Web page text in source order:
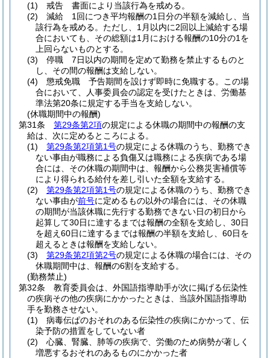
(1)
戒告 書面により当該行為を戒める。
(2)
減給 1回につき平均報酬の1日分の半額を減給し、当
該行為を戒める。 ただし、1月以内に2回以上減給する場
合においても、その総額は1月における報酬の10分の1を
上回らないものとする。
(3)
停職 7日以内の期間を定めて勤務を禁止するものと
し、その間の報酬は支給しない。
(4)
懲戒免職 予告期間を設けず即時に免職する。
この場
合において、人事委員会の認定を受けたときは、労働基
準法第20条に規定する手当を支給しない。
(休職期間中の報酬)
第31条
第29条第2項の規定による休職の期間中の報酬の支
給は、次に定めるところによる。
(1)
第29条第2項第1号の規定による休職のうち、勤務でき
ない事由が職務による負傷又は職務による疾病である場
合には、その休職の期間中は、報酬から公務災害補償等
により得られる給付を差し引いた全額を支給する。
(2)
第29条第2項第1号の規定による休職のうち、勤務でき
ない事由が前号に定めるもの以外の場合には、その休職
の期間が当該休職に先行する勤務できない日の初日から
起算して30日に達するまでは報酬の全額を支給し、30日
を超え60日に達するまでは報酬の半額を支給し、60日を
超えるときは報酬を支給しない。
(3)
第29条第2項第2号の規定による休職の場合には、その
休職期間中は、報酬の6割を支給する。
(勤務禁止)
第32条
教育委員会は、外国語指導助手が次に掲げる伝染性
の疾病その他の疾病にかかったときは、当該外国語指導助
手を勤務させない。
(1)
病毒伝ぱのおそれのある伝染性の疾病にかかって、伝
染予防の措置をしていない者
(2)
心臓、腎臓、肺等の疾病で、労働のため病勢が著しく
増悪するおそれのあるものにかかった者